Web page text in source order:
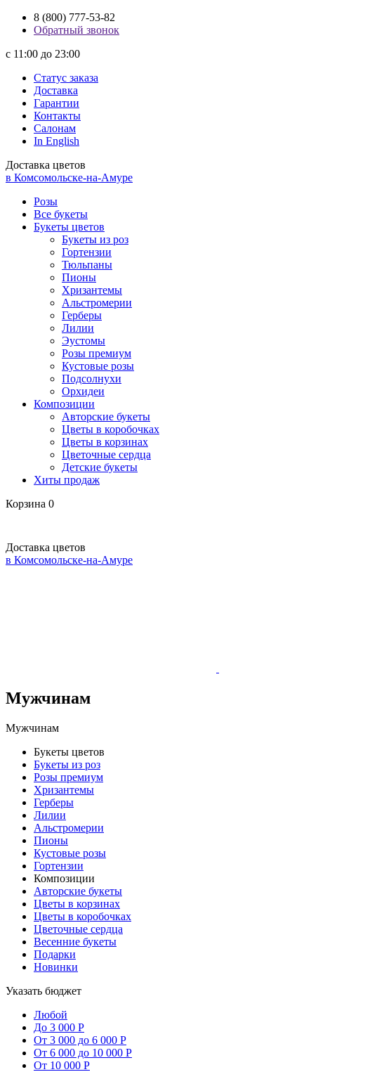
8 (800) 777-53-82
Обратный звонок
с 11:00 до 23:00
Статус заказа
Доставка
Гарантии
Контакты
Салонам
In English
Доставка цветов
в Комсомольске-на-Амуре
Розы
Все букеты
Букеты цветов
Букеты из роз
Гортензии
Тюльпаны
Пионы
Хризантемы
Альстромерии
Герберы
Лилии
Эустомы
Розы премиум
Кустовые розы
Подсолнухи
Орхидеи
Композиции
Авторские букеты
Цветы в коробочках
Цветы в корзинах
Цветочные сердца
Детские букеты
Хиты продаж
Корзина 0
Доставка цветов
в Комсомольске-на-Амуре
Мужчинам
Мужчинам
Букеты цветов
Букеты из роз
Розы премиум
Хризантемы
Герберы
Лилии
Альстромерии
Пионы
Кустовые розы
Гортензии
Композиции
Авторские букеты
Цветы в корзинах
Цветы в коробочках
Цветочные сердца
Весенние букеты
Подарки
Новинки
Указать бюджет
Любой
До 3 000 Р
От 3 000 до 6 000 Р
От 6 000 до 10 000 Р
От 10 000 Р